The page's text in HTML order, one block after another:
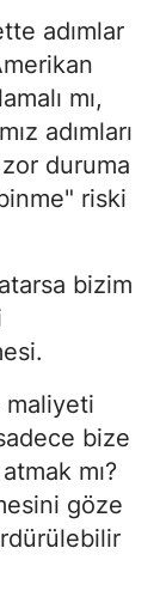
adımlar
mı,
adımları
duruma
riski
bizim
maliyeti
bize
mı?
göze